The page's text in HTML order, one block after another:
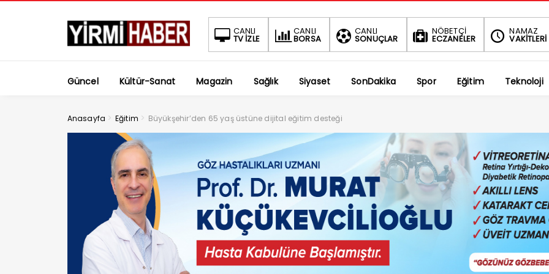
CANLI
TV İZLE
CANLI
BORSA
CANLI
SONUÇLAR
NÖBETÇİ
ECZANELER
NAMAZ
VAKİTLERİ
BIST
-0.34% 1.690,69
DOLAR
% 47,5908
Güncel Kültür-Sanat Magazin Sağlık Siyaset SonDakika Spor Eğitim Teknoloji
Anasayfa > Eğitim > Büyükşehir’den 65 yaş üstüne dijital eğitim desteği